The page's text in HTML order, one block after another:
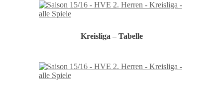
Kreisliga – Tabelle